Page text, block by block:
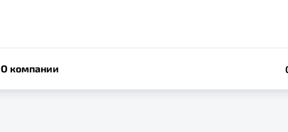
О компании